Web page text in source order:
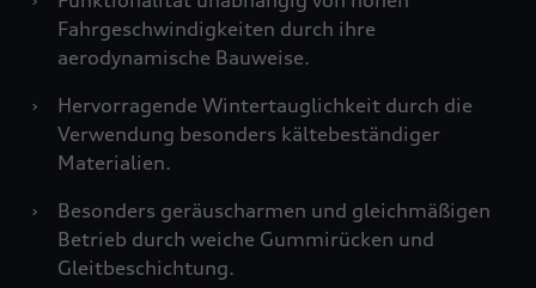
Fahrgeschwindigkeiten durch ihre
aerodynamische Bauweise.
›
Hervorragende Wintertauglichkeit durch die
Verwendung besonders kältebeständiger
Materialien.
›
Besonders geräuscharmen und gleichmäßigen
Betrieb durch weiche Gummirücken und
Gleitbeschichtung.